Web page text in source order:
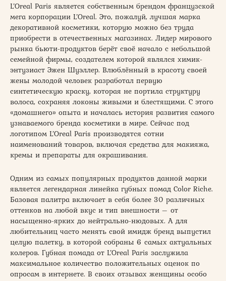
L’Oreal Paris является собственным брендом французской
мега корпорации L’Oreal. Это, пожалуй, лучшая марка
декоративной косметики, которую можно без труда
приобрести в отечественных магазинах. Лидер мирового
рынка бьюти-продуктов берёт своё начало с небольшой
семейной фирмы, создателем которой являлся химик-
энтузиаст Эжен Шуэллер. Влюблённый в красоту своей
жены молодой человек разработал первую
синтетическую краску, которая не портила структуру
волоса, сохраняя локоны живыми и блестящими. С этого
«домашнего» опыта и началась история развития самого
узнаваемого бренда косметики в мире. Сейчас под
логотипом L’Oreal Paris производятся сотни
наименований товаров, включая средства для макияжа,
кремы и препараты для окрашивания.
Одним из самых популярных продуктов данной марки
является легендарная линейка губных помад Color Riche.
Базовая палитра включает в себя более 30 различных
оттенков на любой вкус и тип внешности – от
насыщенно-ярких до нейтрально-нюдовых. А для
любительниц часто менять свой имидж бренд выпустил
целую палетку, в которой собраны 6 самых актуальных
колеров. Губная помада от L’Oreal Paris заслужила
максимальное количество положительных оценок по
опросам в интернете. В своих отзывах женщины особо